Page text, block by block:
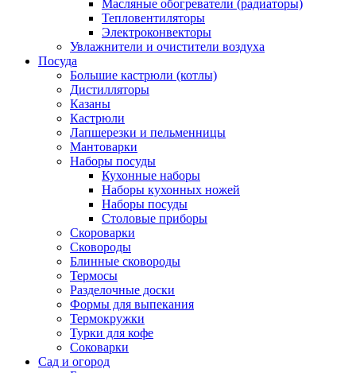
Масляные обогреватели (радиаторы)
Тепловентиляторы
Электроконвекторы
Увлажнители и очистители воздуха
Посуда
Большие кастрюли (котлы)
Дистилляторы
Казаны
Кастрюли
Лапшерезки и пельменницы
Мантоварки
Наборы посуды
Кухонные наборы
Наборы кухонных ножей
Наборы посуды
Столовые приборы
Скороварки
Сковороды
Блинные сковороды
Термосы
Разделочные доски
Формы для выпекания
Термокружки
Турки для кофе
Соковарки
Сад и огород